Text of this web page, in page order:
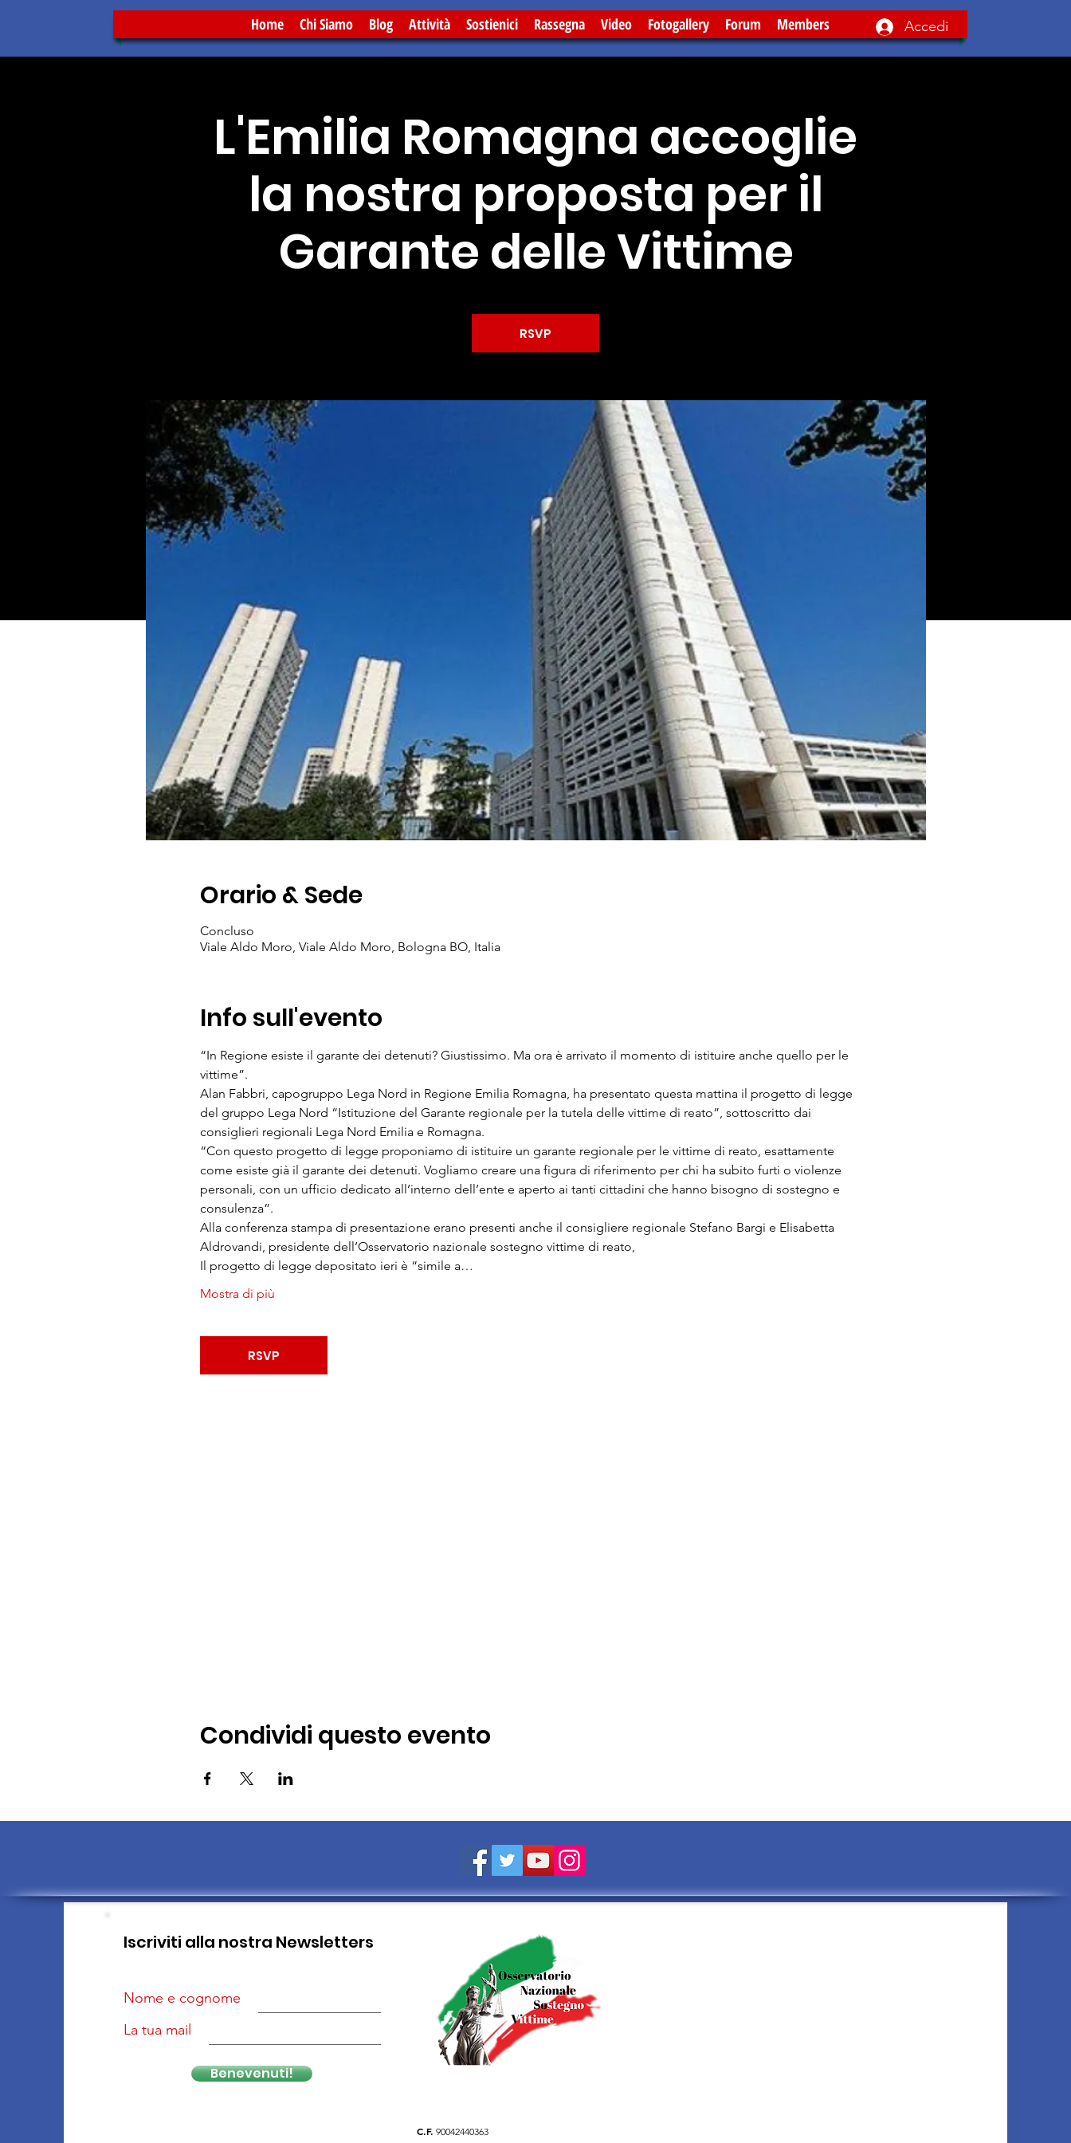
Home Chi Siamo Blog Attività Sostienici Rassegna Video Fotogallery Forum Members Accedi
L'Emilia Romagna accoglie
la nostra proposta per il
Garante delle Vittime
RSVP
Orario & Sede
Concluso
Viale Aldo Moro, Viale Aldo Moro, Bologna BO, Italia
Info sull'evento
“In Regione esiste il garante dei detenuti? Giustissimo. Ma ora è arrivato il momento di istituire anche quello per le
vittime”.
Alan Fabbri, capogruppo Lega Nord in Regione Emilia Romagna, ha presentato questa mattina il progetto di legge
del gruppo Lega Nord “Istituzione del Garante regionale per la tutela delle vittime di reato”, sottoscritto dai
consiglieri regionali Lega Nord Emilia e Romagna.
“Con questo progetto di legge proponiamo di istituire un garante regionale per le vittime di reato, esattamente
come esiste già il garante dei detenuti. Vogliamo creare una figura di riferimento per chi ha subito furti o violenze
personali, con un ufficio dedicato all’interno dell’ente e aperto ai tanti cittadini che hanno bisogno di sostegno e
consulenza”.
Alla conferenza stampa di presentazione erano presenti anche il consigliere regionale Stefano Bargi e Elisabetta
Aldrovandi, presidente dell’Osservatorio nazionale sostegno vittime di reato,
Il progetto di legge depositato ieri è “simile a…
Mostra di più
RSVP
Condividi questo evento
Iscriviti alla nostra Newsletters
Nome e cognome
La tua mail
Benevenuti!
C.F. 90042440363